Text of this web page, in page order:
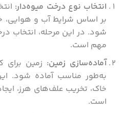
انتخاب نوع درخت میوه‌دار:
بر اساس شرایط آب و هوایی،
شود. در این مرحله، انتخاب
مهم است.
آماده‌سازی زمین: زمین برای
به‌طور مناسب آماده شود.
خاک، تخریب علف‌های هرز،
است.